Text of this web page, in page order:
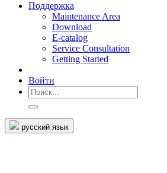
Поддержка
Maintenance Area
Download
E-catalog
Service Consultation
Getting Started
Войти
русский язык